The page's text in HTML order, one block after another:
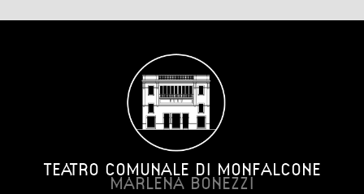
TEATRO COMUNALE DI MONFALCONE
MARLENA BONEZZI